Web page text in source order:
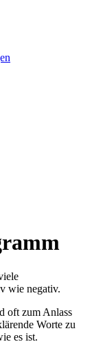
wie negativ.
oft zum Anlass
Worte zu
es ist.